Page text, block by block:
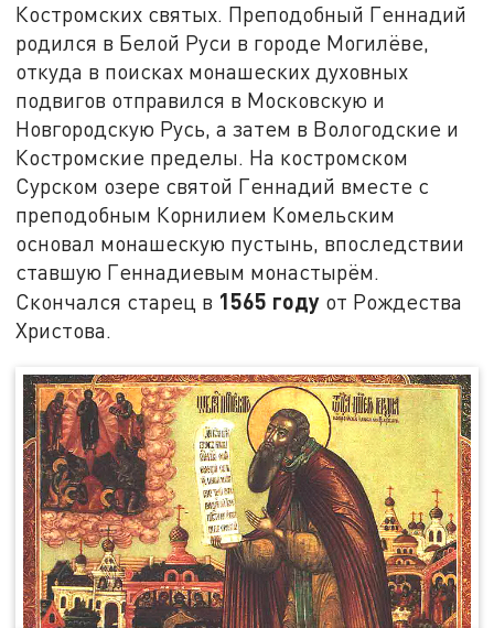
Костромских святых. Преподобный Геннадий
родился в Белой Руси в городе Могилёве,
откуда в поисках монашеских духовных
подвигов отправился в Московскую и
Новгородскую Русь, а затем в Вологодские и
Костромские пределы. На костромском
Сурском озере святой Геннадий вместе с
преподобным Корнилием Комельским
основал монашескую пустынь, впоследствии
ставшую Геннадиевым монастырём.
Скончался старец в 1565 году от Рождества
Христова.